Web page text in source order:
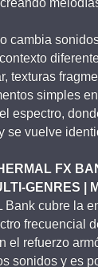
cambia
texturas
simples
espectro,
se vuelve
FX
GENRES |
Bank cubre la
frecuencial
el refuerzo
sonidos y es